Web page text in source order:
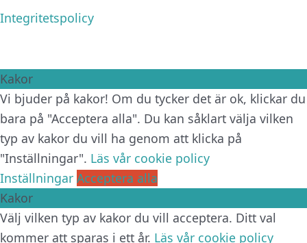
Integritetspolicy
Kakor
Vi bjuder på kakor! Om du tycker det är ok, klickar du
bara på "Acceptera alla". Du kan såklart välja vilken
typ av kakor du vill ha genom att klicka på
"Inställningar". Läs vår cookie policy
Inställningar Acceptera alla
Kakor
Välj vilken typ av kakor du vill acceptera. Ditt val
kommer att sparas i ett år. Läs vår cookie policy